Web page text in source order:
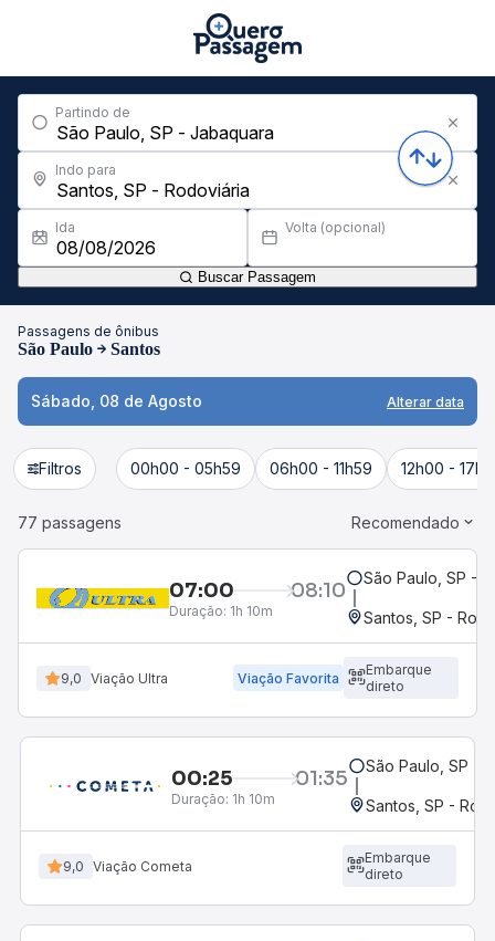
Partindo de
Indo para
Ida Volta (opcional)
Buscar Passagem
Passagens de ônibus
São Paulo Santos
Sábado, 08 de Agosto Alterar data
Filtros 00h00 - 05h59 06h00 - 11h59 12h00 -
77 passagens Recomendado
07:00 08:10
Duração: 1h 10m
São Paulo, SP -
Santos, SP -
9,0 Viação Ultra Viação Favorita
Embarque
direto
00:25 01:35
Duração: 1h 10m
São Paulo, SP -
Santos, SP -
9,0 Viação Cometa
Embarque
direto